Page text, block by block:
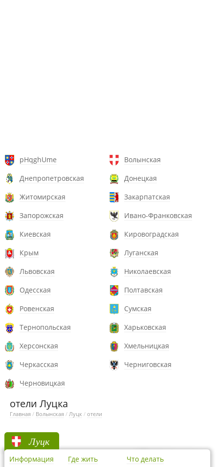
pHqghUme
Волынская
Днепропетровская
Донецкая
Житомирская
Закарпатская
Запорожская
Ивано-Франковская
Киевская
Кировоградская
Крым
Луганская
Львовская
Николаевская
Одесская
Полтавская
Ровенская
Сумская
Тернопольская
Харьковская
Херсонская
Хмельницкая
Черкасская
Черниговская
Черновицкая
отели Луцка
Главная / Волынская / Луцк / отели
Луцк
Информация Где жить Что делать